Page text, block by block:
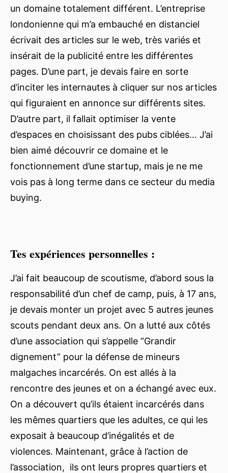
un domaine totalement différent. L’entreprise
londonienne qui m’a embauché en distanciel
écrivait des articles sur le web, très variés et
insérait de la publicité entre les différentes
pages. D’une part, je devais faire en sorte
d’inciter les internautes à cliquer sur nos articles
qui figuraient en annonce sur différents sites.
D’autre part, il fallait optimiser la vente
d’espaces en choisissant des pubs ciblées… J’ai
bien aimé découvrir ce domaine et le
fonctionnement d’une startup, mais je ne me
vois pas à long terme dans ce secteur du media
buying.
Tes expériences personnelles :
J’ai fait beaucoup de scoutisme, d’abord sous la
responsabilité d’un chef de camp, puis, à 17 ans,
je devais monter un projet avec 5 autres jeunes
scouts pendant deux ans. On a lutté aux côtés
d’une association qui s’appelle “Grandir
dignement” pour la défense de mineurs
malgaches incarcérés. On est allés à la
rencontre des jeunes et on a échangé avec eux.
On a découvert qu’ils étaient incarcérés dans
les mêmes quartiers que les adultes, ce qui les
exposait à beaucoup d’inégalités et de
violences. Maintenant, grâce à l’action de
l’association, ils ont leurs propres quartiers et